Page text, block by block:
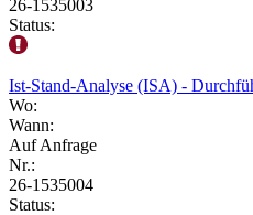
26-1535003
Status:
Ist-Stand-Analyse (ISA) -
Wo:
Wann:
Auf Anfrage
Nr.:
26-1535004
Status: